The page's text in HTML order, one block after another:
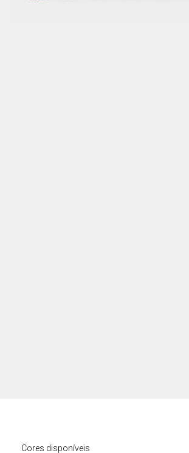
Cores disponíveis